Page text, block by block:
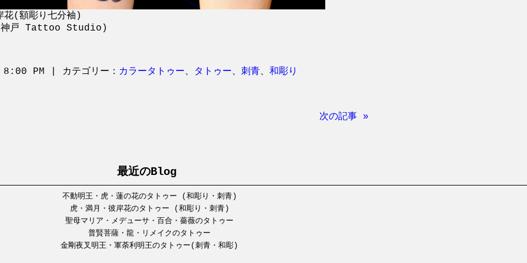
花(額彫り七分袖)
(神戸 Tattoo Studio)
8:00 PM | カテゴリー： カラータトゥー、 タトゥー、 刺青、 和彫り
次の記事 »
最近のBlog
不動明王・虎・蓮の花のタトゥー (和彫り・刺青)
虎・満月・彼岸花のタトゥー (和彫り・刺青)
聖母マリア・メデューサ・百合・薔薇のタトゥー
普賢菩薩・龍・リメイクのタトゥー
金剛夜叉明王・軍荼利明王のタトゥー(刺青・和彫)